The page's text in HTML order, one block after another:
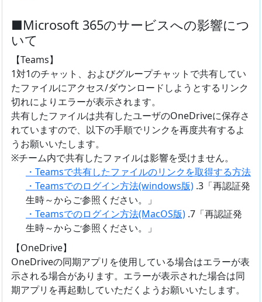
■Microsoft 365のサービスへの影響につ
いて
【Teams】
1対1のチャット、およびグループチャットで共有してい
たファイルにアクセス/ダウンロードしようとするリンク
切れによりエラーが表示されます。
共有したファイルは共有したユーザのOneDriveに保存さ
れていますので、以下の手順でリンクを再度共有するよ
うお願いいたします。
※チーム内で共有したファイルは影響を受けません。
・Teamsで共有したファイルのリンクを取得する方法
・Teamsでのログイン方法(windows版) .3「再認証発
生時～からご参照ください。」
・Teamsでのログイン方法(MacOS版) .7「再認証発
生時～からご参照ください。」
【OneDrive】
OneDriveの同期アプリを使用している場合はエラーが表
示される場合があります。エラーが表示された場合は同
期アプリを再起動していただくようお願いいたします。